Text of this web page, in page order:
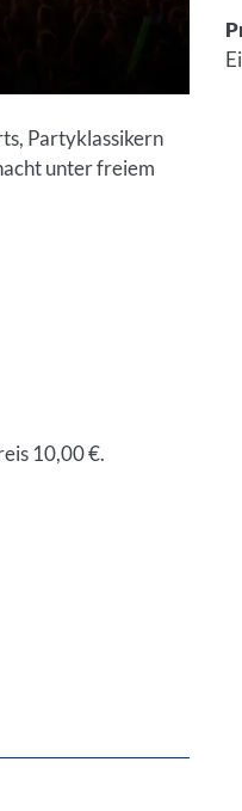
Partyklassikern
unter freiem
10,00 €.